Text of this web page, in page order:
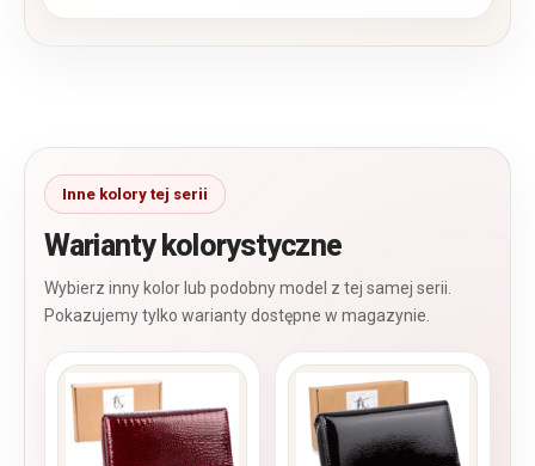
Warianty kolorystyczne